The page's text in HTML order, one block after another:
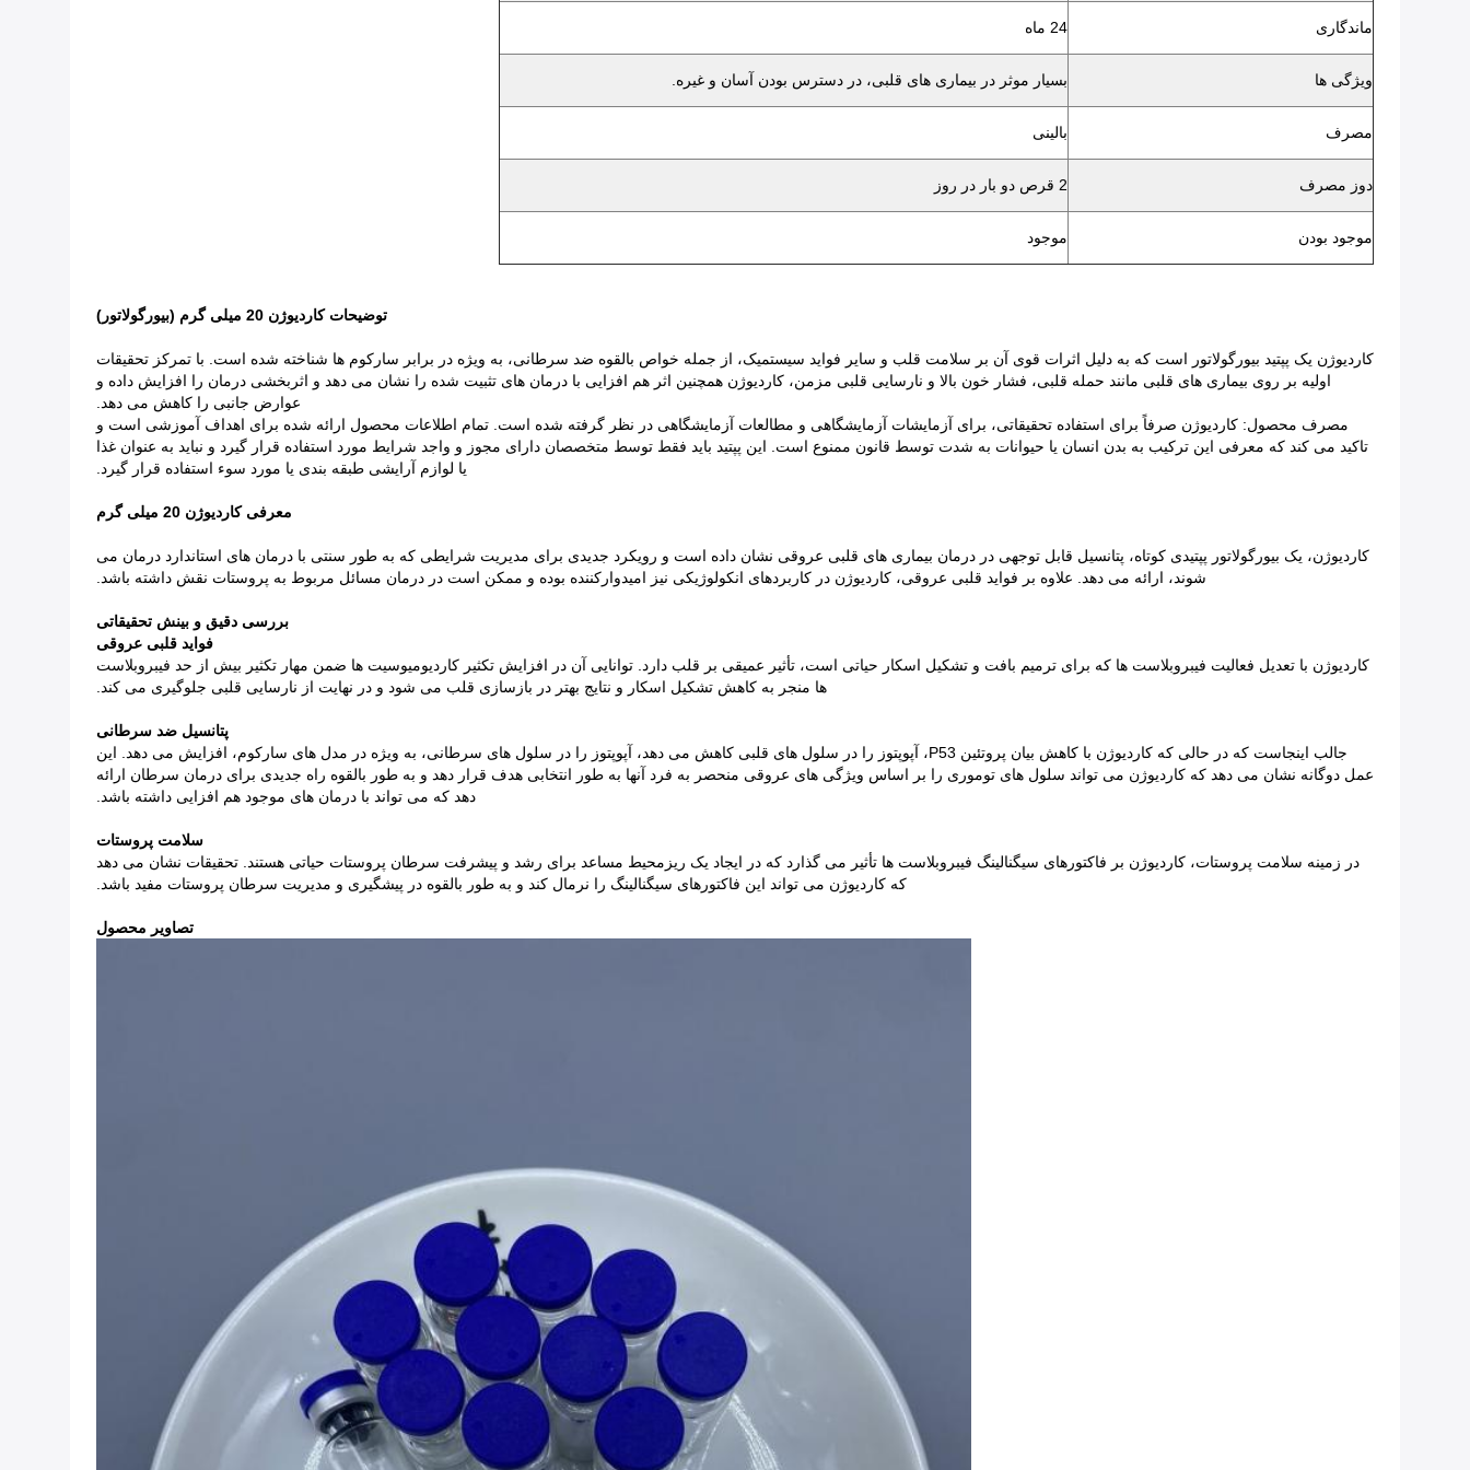
ماندگاری 24 ماه
ویژگی ها بسیار موثر در بیماری های قلبی، در دسترس بودن آسان و غیره.
مصرف بالینی
دوز مصرف 2 قرص دو بار در روز
موجود بودن موجود
توضیحات کاردیوژن 20 میلی گرم (بیورگولاتور)
کاردیوژن یک پپتید بیورگولاتور است که به دلیل اثرات قوی آن بر سلامت قلب و سایر فواید سیستمیک، از جمله خواص بالقوه ضد سرطانی، به ویژه در برابر سارکوم ها شناخته شده است. با تمرکز تحقیقات
اولیه بر روی بیماری های قلبی مانند حمله قلبی، فشار خون بالا و نارسایی قلبی مزمن، کاردیوژن همچنین اثر هم افزایی با درمان های تثبیت شده را نشان می دهد و اثربخشی درمان را افزایش داده و
عوارض جانبی را کاهش می دهد.
مصرف محصول: کاردیوژن صرفاً برای استفاده تحقیقاتی، برای آزمایشات آزمایشگاهی و مطالعات آزمایشگاهی در نظر گرفته شده است. تمام اطلاعات محصول ارائه شده برای اهداف آموزشی است و
تاکید می کند که معرفی این ترکیب به بدن انسان یا حیوانات به شدت توسط قانون ممنوع است. این پپتید باید فقط توسط متخصصان دارای مجوز و واجد شرایط مورد استفاده قرار گیرد و نباید به عنوان غذا
یا لوازم آرایشی طبقه بندی یا مورد سوء استفاده قرار گیرد.
معرفی کاردیوژن 20 میلی گرم
کاردیوژن، یک بیورگولاتور پپتیدی کوتاه، پتانسیل قابل توجهی در درمان بیماری های قلبی عروقی نشان داده است و رویکرد جدیدی برای مدیریت شرایطی که به طور سنتی با درمان های استاندارد درمان می
شوند، ارائه می دهد. علاوه بر فواید قلبی عروقی، کاردیوژن در کاربردهای انکولوژیکی نیز امیدوارکننده بوده و ممکن است در درمان مسائل مربوط به پروستات نقش داشته باشد.
بررسی دقیق و بینش تحقیقاتی
فواید قلبی عروقی
کاردیوژن با تعدیل فعالیت فیبروبلاست ها که برای ترمیم بافت و تشکیل اسکار حیاتی است، تأثیر عمیقی بر قلب دارد. توانایی آن در افزایش تکثیر کاردیومیوسیت ها ضمن مهار تکثیر بیش از حد فیبروبلاست
ها منجر به کاهش تشکیل اسکار و نتایج بهتر در بازسازی قلب می شود و در نهایت از نارسایی قلبی جلوگیری می کند.
پتانسیل ضد سرطانی
جالب اینجاست که در حالی که کاردیوژن با کاهش بیان پروتئین P53، آپوپتوز را در سلول های قلبی کاهش می دهد، آپوپتوز را در سلول های سرطانی، به ویژه در مدل های سارکوم، افزایش می دهد. این
عمل دوگانه نشان می دهد که کاردیوژن می تواند سلول های توموری را بر اساس ویژگی های عروقی منحصر به فرد آنها به طور انتخابی هدف قرار دهد و به طور بالقوه راه جدیدی برای درمان سرطان ارائه
دهد که می تواند با درمان های موجود هم افزایی داشته باشد.
سلامت پروستات
در زمینه سلامت پروستات، کاردیوژن بر فاکتورهای سیگنالینگ فیبروبلاست ها تأثیر می گذارد که در ایجاد یک ریزمحیط مساعد برای رشد و پیشرفت سرطان پروستات حیاتی هستند. تحقیقات نشان می دهد
که کاردیوژن می تواند این فاکتورهای سیگنالینگ را نرمال کند و به طور بالقوه در پیشگیری و مدیریت سرطان پروستات مفید باشد.
تصاویر محصول